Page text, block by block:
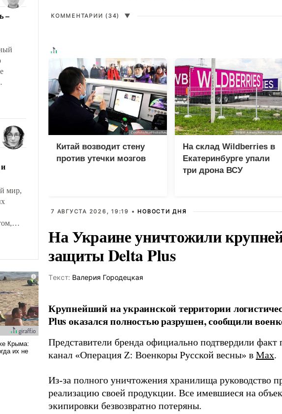
–
–
по
мир,
себя
КОММЕНТАРИИ (34) ▼
Китай возводит стену
против утечки мозгов
На склад Wildberries в
Екатеринбурге упали
три дрона ВСУ
7 АВГУСТА 2026, 19:19 • НОВОСТИ ДНЯ
На Украине уничтожили
защиты Delta Plus
Tекст: Валерия Городецкая
Крупнейший на украинской территории
Plus оказался полностью разрушен, сообщили
Представители бренда официально подтвердили факт
канал «Операция Z: Военкоры Русской весны» в Max.
Из-за полного уничтожения хранилища руководство
реализацию своей продукции. Все имевшиеся на
экипировки безвозвратно потеряны.